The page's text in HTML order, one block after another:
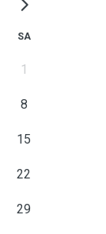
SA
1
8
15
22
29